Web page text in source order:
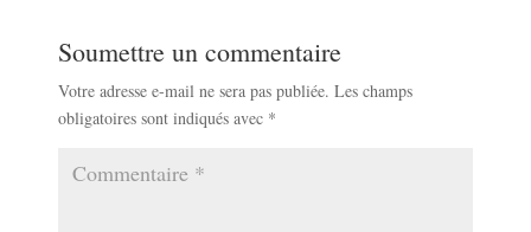
Soumettre un commentaire
Votre adresse e-mail ne sera pas publiée. Les champs
obligatoires sont indiqués avec *